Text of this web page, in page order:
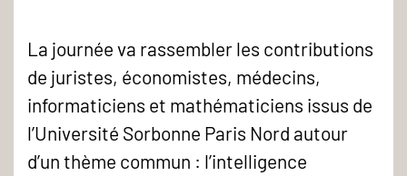
La journée va rassembler les contributions
de juristes, économistes, médecins,
informaticiens et mathématiciens issus de
l’Université Sorbonne Paris Nord autour
d’un thème commun : l’intelligence